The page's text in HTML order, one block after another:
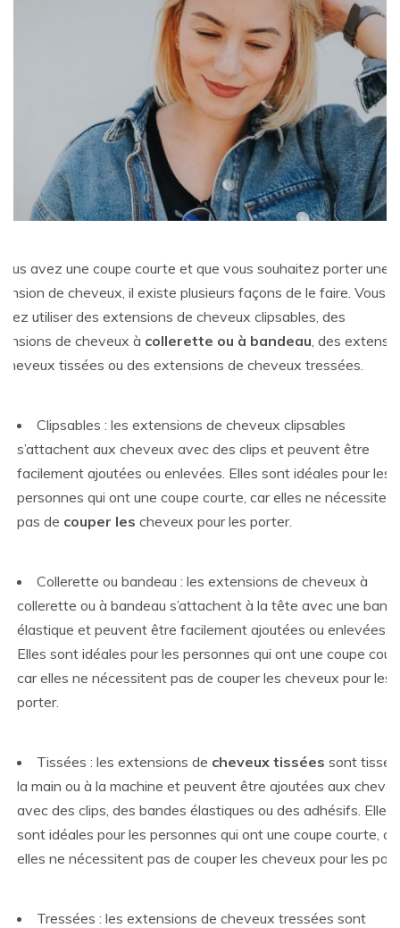
avez une coupe courte et que vous souhaitez porter une
de cheveux, il existe plusieurs façons de le faire. Vous
utiliser des extensions de cheveux clipsables, des
de cheveux à collerette ou à bandeau , des
tissées ou des extensions de cheveux tressées.
Clipsables : les extensions de cheveux clipsables
s’attachent aux cheveux avec des clips et peuvent être
facilement ajoutées ou enlevées. Elles sont idéales pour les
personnes qui ont une coupe courte, car elles ne nécessitent
pas de couper les cheveux pour les porter.
Collerette ou bandeau : les extensions de cheveux à
collerette ou à bandeau s’attachent à la tête avec une
élastique et peuvent être facilement ajoutées ou enlevées.
Elles sont idéales pour les personnes qui ont une coupe
car elles ne nécessitent pas de couper les cheveux pour les
porter.
Tissées : les extensions de cheveux tissées sont
la main ou à la machine et peuvent être ajoutées aux
avec des clips, des bandes élastiques ou des adhésifs. Elles
sont idéales pour les personnes qui ont une coupe courte,
elles ne nécessitent pas de couper les cheveux pour les
Tressées : les extensions de cheveux tressées sont